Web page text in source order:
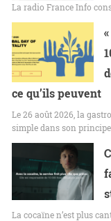
La radio France Info
ce qu’ils peuvent
Le 26 août 2026, la
simple dans son principe…
La cocaïne n’est plus